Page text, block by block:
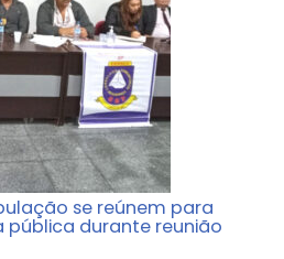
se reúnem para
pública durante reunião